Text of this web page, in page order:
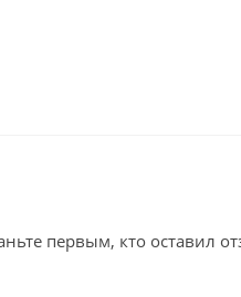
первым, кто оставил